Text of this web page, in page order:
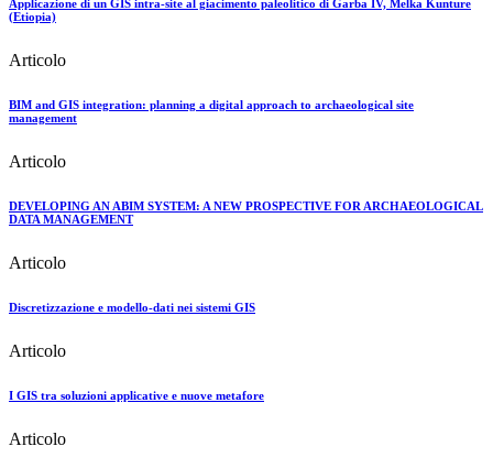
Applicazione di un GIS intra-site al giacimento paleolitico di Garba IV, Melka Kunture
(Etiopia)
Articolo
BIM and GIS integration: planning a digital approach to archaeological site
management
Articolo
DEVELOPING AN ABIM SYSTEM: A NEW PROSPECTIVE FOR ARCHAEOLOGICAL
DATA MANAGEMENT
Articolo
Discretizzazione e modello-dati nei sistemi GIS
Articolo
I GIS tra soluzioni applicative e nuove metafore
Articolo